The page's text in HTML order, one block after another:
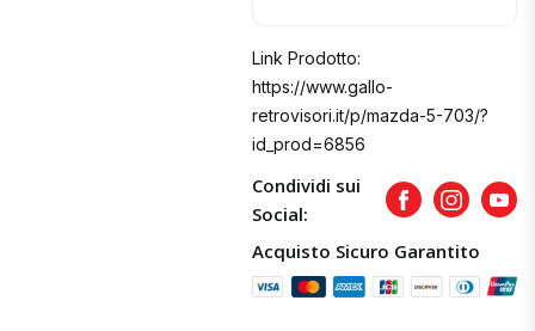
Link Prodotto:
https://www.gallo-
retrovisori.it/p/mazda-5-703/?
id_prod=6856
Condividi sui
Social:
FacebookInstagram
Acquisto Sicuro Garantito